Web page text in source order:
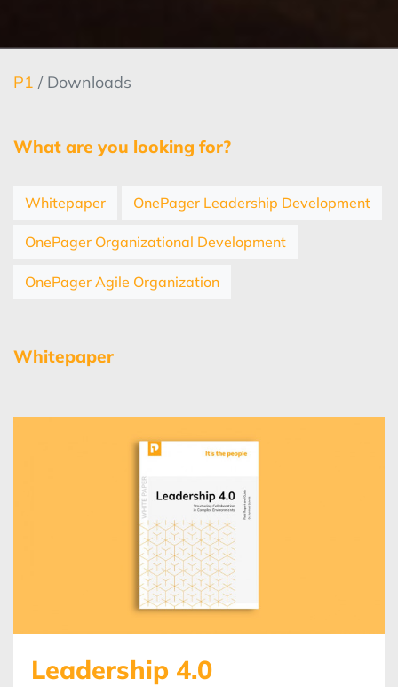
P1 / Downloads
What are you looking for?
Whitepaper OnePager Leadership Development
OnePager Organizational Development
OnePager Agile Organization
Whitepaper
Leadership 4.0